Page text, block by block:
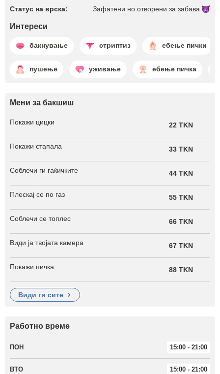
Статус на врска: Зафатени но отворени за забава
Интереси
бакнување стриптиз ебење пички
пушење уживање ебење пичка
Мени за бакшиш
Покажи цицки 22 TKN
Покажи стапала 33 TKN
Соблечи ги гаќичките 44 TKN
Плескај се по газ 55 TKN
Соблечи се топлес 66 TKN
Види ја твојата камера 67 TKN
Покажи пичка 88 TKN
види ги сите
Работно време
ПОН 15:00 - 21:00
ВТО 15:00 - 21:00